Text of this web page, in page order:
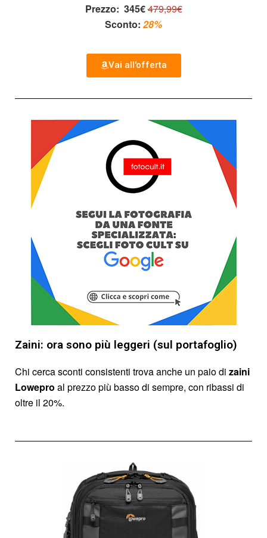
Prezzo: 345€479,99€
Sconto: 28%
Vai all'offerta
Zaini: ora sono più leggeri (sul portafoglio)
Chi cerca sconti consistenti trova anche un paio di zaini
Lowepro al prezzo più basso di sempre, con ribassi di
oltre il 20%.